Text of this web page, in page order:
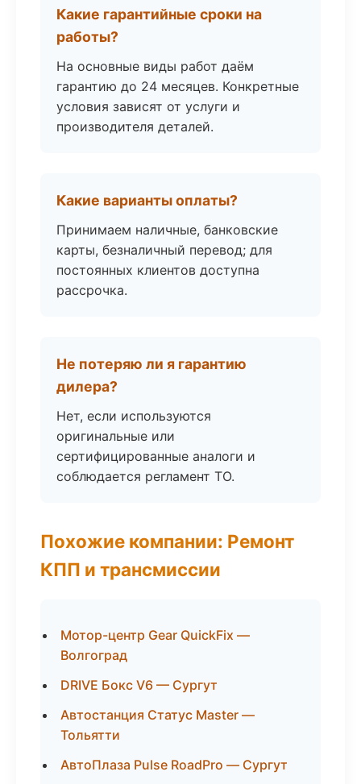
Какие гарантийные сроки на
работы?
На основные виды работ даём
гарантию до 24 месяцев. Конкретные
условия зависят от услуги и
производителя деталей.
Какие варианты оплаты?
Принимаем наличные, банковские
карты, безналичный перевод; для
постоянных клиентов доступна
рассрочка.
Не потеряю ли я гарантию
дилера?
Нет, если используются
оригинальные или
сертифицированные аналоги и
соблюдается регламент ТО.
Похожие компании: Ремонт
КПП и трансмиссии
Мотор-центр Gear QuickFix —
Волгоград
DRIVE Бокс V6 — Сургут
Автостанция Статус Master —
Тольятти
АвтоПлаза Pulse RoadPro — Сургут